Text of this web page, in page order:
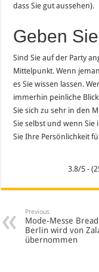
dass Sie gut aussehen).
Geben
Sind Sie auf der Party
Mittelpunkt. Wenn
es Sie wissen lassen.
immerhin peinliche
Sie sich zu sehr in den
Sie selbst und wenn Sie
Sie Ihre Persönlichkeit
3.8/5 -
Previous
Mode-Messe
Berlin wird von
übernommen